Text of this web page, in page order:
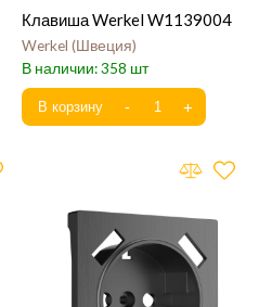
Клавиша Werkel W1139004
Werkel Швеция
358